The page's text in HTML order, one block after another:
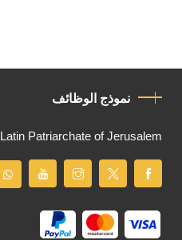
نموذج الوظائف
Latin Patriarchate of Jerusalem